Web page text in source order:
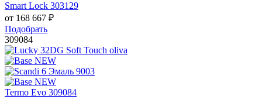
Smart Lock 303129
от 168 667 ₽
Подобрать
309084
Termo Evo 309084